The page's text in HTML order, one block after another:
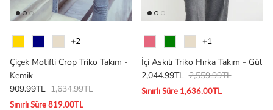
Renk
+2
Çiçek Motifli Crop Triko Takım -
Kemik
909.99TL 1,634.99TL
Sınırlı Süre 819.00TL
Renk
+1
İçi Askılı Triko Hırka Takım - Gül
2,044.99TL 2,559.99TL
Sınırlı Süre 1,636.00TL